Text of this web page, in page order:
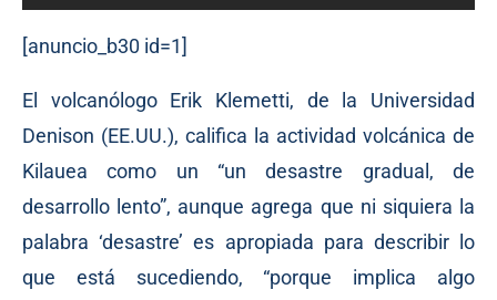
[anuncio_b30 id=1]
El volcanólogo Erik Klemetti, de la Universidad
Denison (EE.UU.), califica la actividad volcánica de
Kilauea como un “un desastre gradual, de
desarrollo lento”, aunque agrega que ni siquiera la
palabra ‘desastre’ es apropiada para describir lo
que está sucediendo, “porque implica algo